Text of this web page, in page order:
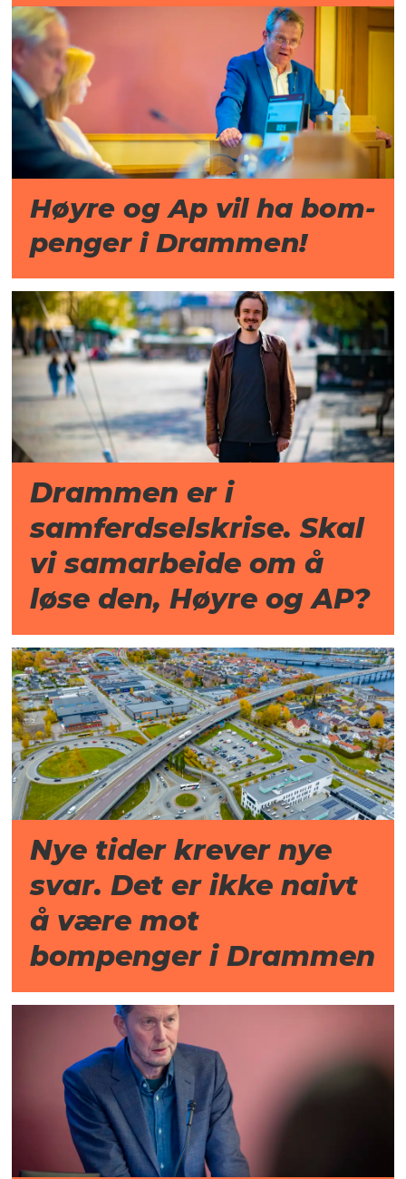
Høyre og Ap vil ha bom­
penger i Drammen!
Drammen er i
samferdselskrise. Skal
vi samarbeide om å
løse den, Høyre og AP?
Nye tider krever nye
svar. Det er ikke naivt
å være mot
bompenger i Drammen